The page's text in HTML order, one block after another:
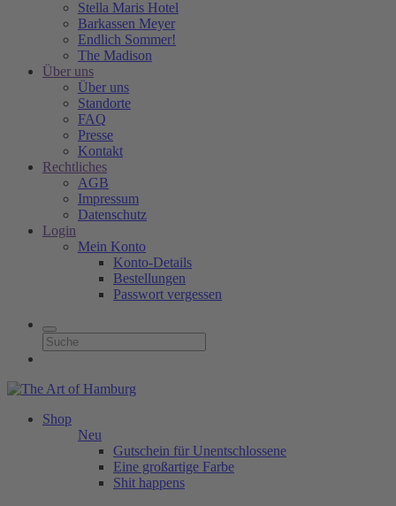
Stella Maris Hotel
Barkassen Meyer
Endlich Sommer!
The Madison
Über uns
Über uns
Standorte
FAQ
Presse
Kontakt
Rechtliches
AGB
Impressum
Datenschutz
Login
Mein Konto
Konto-Details
Bestellungen
Passwort vergessen
Shop
Neu
Gutschein für Unentschlossene
Eine großartige Farbe
Shit happens